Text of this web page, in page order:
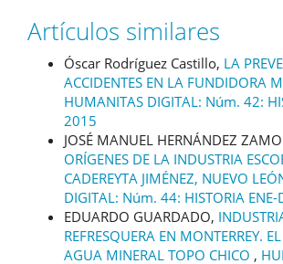
Artículos similares
Óscar Rodríguez Castillo, LA
ACCIDENTES EN LA FUNDIDORA
HUMANITAS DIGITAL: Núm. 42:
2015
JOSÉ MANUEL HERNÁNDEZ
ORÍGENES DE LA INDUSTRIA
CADEREYTA JIMÉNEZ, NUEVO
DIGITAL: Núm. 44: HISTORIA
EDUARDO GUARDADO,
REFRESQUERA EN MONTERREY.
AGUA MINERAL TOPO CHICO ,